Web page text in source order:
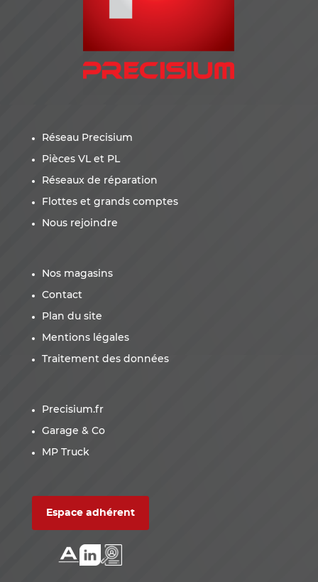
Réseau Precisium
Pièces VL et PL
Réseaux de réparation
Flottes et grands comptes
Nous rejoindre
Nos magasins
Contact
Plan du site
Mentions légales
Traitement des données
Precisium.fr
Garage & Co
MP Truck
Espace adhérent